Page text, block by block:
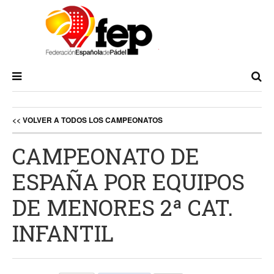
<< VOLVER A TODOS LOS CAMPEONATOS
CAMPEONATO DE
ESPAÑA POR EQUIPOS
DE MENORES 2ª CAT.
INFANTIL